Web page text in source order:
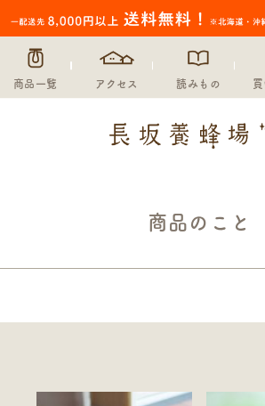
商品一覧 アクセス 読みもの
商品のこと